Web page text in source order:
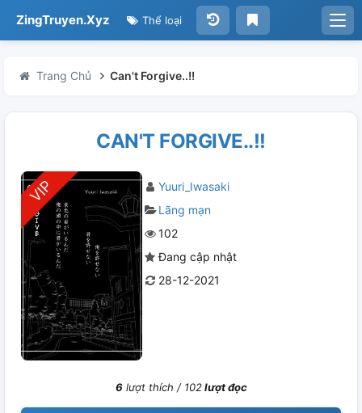
ZingTruyen.Xyz Thể loại
Trang Chủ Can't Forgive..!!
CAN'T FORGIVE..!!
Yuuri_Iwasaki
Lãng mạn
102
Đang cập nhật
28-12-2021
6lượt thích / 102lượt đọc